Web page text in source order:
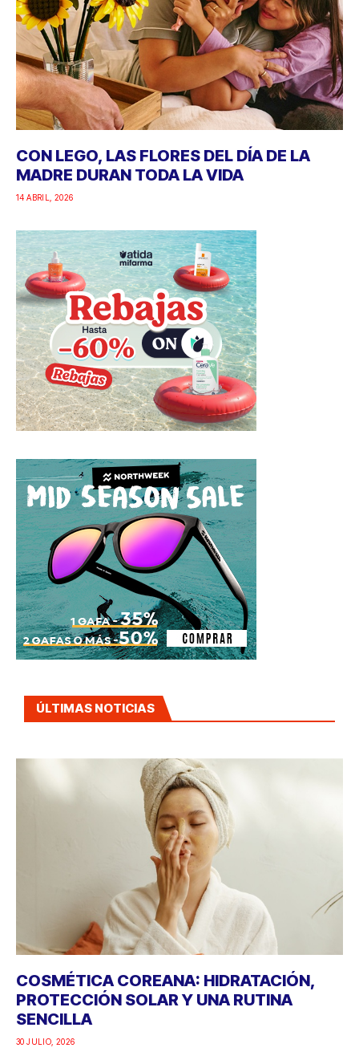
CON LEGO, LAS FLORES DEL DÍA DE LA
MADRE DURAN TODA LA VIDA
14 ABRIL, 2026
ÚLTIMAS NOTICIAS
COSMÉTICA COREANA: HIDRATACIÓN,
PROTECCIÓN SOLAR Y UNA RUTINA
SENCILLA
30 JULIO, 2026